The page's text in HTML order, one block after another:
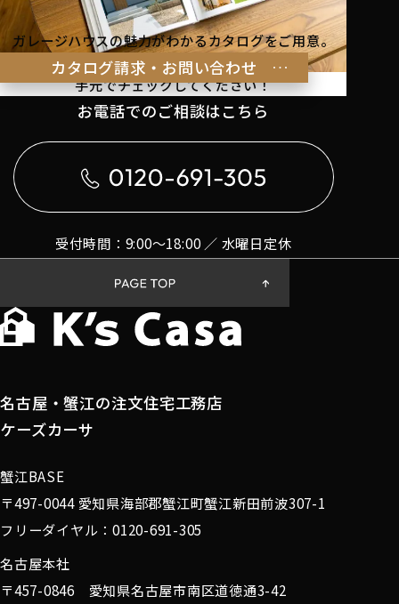
カタログ請求・お問い合わせ
ガレージハウスの魅力がわかるカタログをご用意。
理想の暮らしのヒントを
手元でチェックしてください！
お電話でのご相談はこちら
受付時間：9:00〜18:00 ／ 水曜日定休
名古屋・蟹江の注文住宅工務店
ケーズカーサ
蟹江BASE
〒497-0044 愛知県海部郡蟹江町蟹江新田前波307-1
フリーダイヤル：0120-691-305
名古屋本社
〒457-0846 愛知県名古屋市南区道徳通3-42